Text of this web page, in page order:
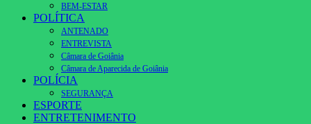
BEM-ESTAR
POLÍTICA
ANTENADO
ENTREVISTA
Câmara de Goiânia
Câmara de Aparecida de Goiânia
POLÍCIA
SEGURANÇA
ESPORTE
ENTRETENIMENTO